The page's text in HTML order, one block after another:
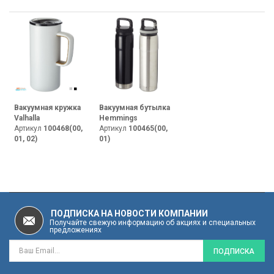
Вакуумная кружка
Valhalla
Артикул 100468(00,
01, 02)
Вакуумная бутылка
Hemmings
Артикул 100465(00,
01)
ПОДПИСКА НА НОВОСТИ КОМПАНИИ
Получайте свежую информацию об акциях и специальных
предложениях
ПОДПИСКА